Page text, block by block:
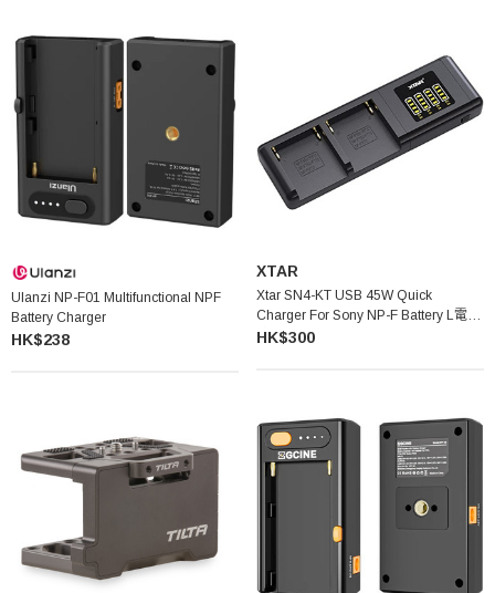
Ulanzi NP-F01 Multifunctional NPF
Battery Charger
HK$238
XTAR
Xtar SN4-KT USB 45W Quick
Charger For Sony NP-F Battery L電雙
位充電器
HK$300